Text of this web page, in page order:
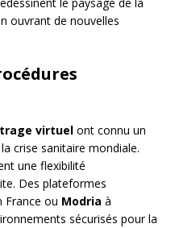
ouvrant de nouvelles
virtuel ont connu un
crise sanitaire mondiale.
une flexibilité
Des plateformes
France ou Modria à
sécurisés pour la